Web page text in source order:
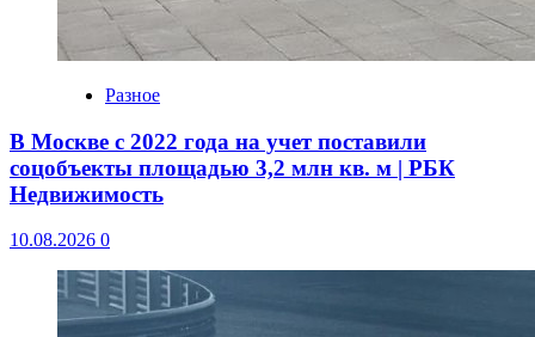
Разное
В Москве с 2022 года на учет поставили
соцобъекты площадью 3,2 млн кв. м | РБК
Недвижимость
10.08.2026 0